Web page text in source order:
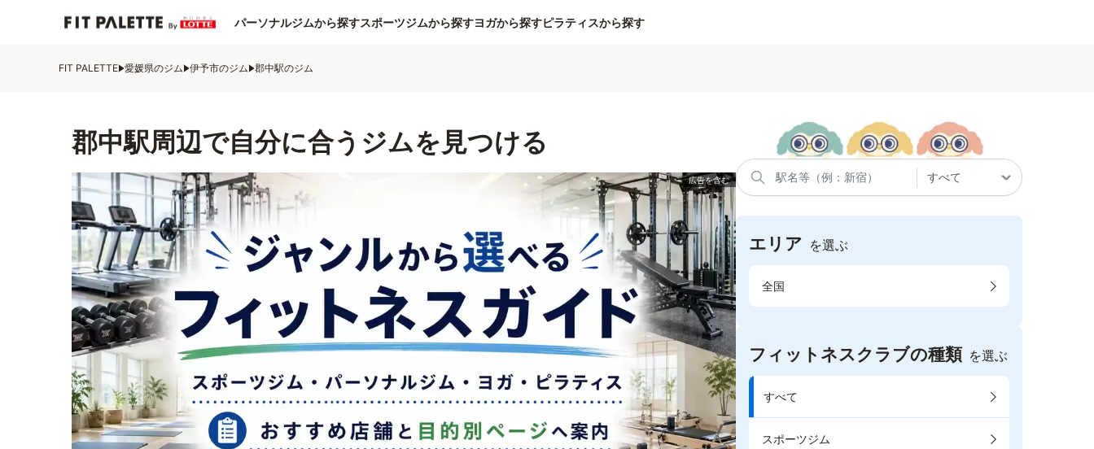
パーソナルジムから探すスポーツジムから探すヨガから探すピラティスから探す
FIT PALETTE 愛媛県のジム 伊予市のジム 郡中駅のジム
郡中駅周辺で自分に合うジムを見つける
エリア を選ぶ
全国
フィットネスクラブの種類 を選ぶ
すべて
スポーツジム